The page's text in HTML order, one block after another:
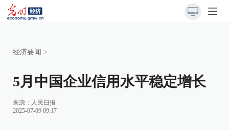
经济要闻 >
5月中国企业信用水平稳定增长
来源： 人民日报
2025-07-09 09:17